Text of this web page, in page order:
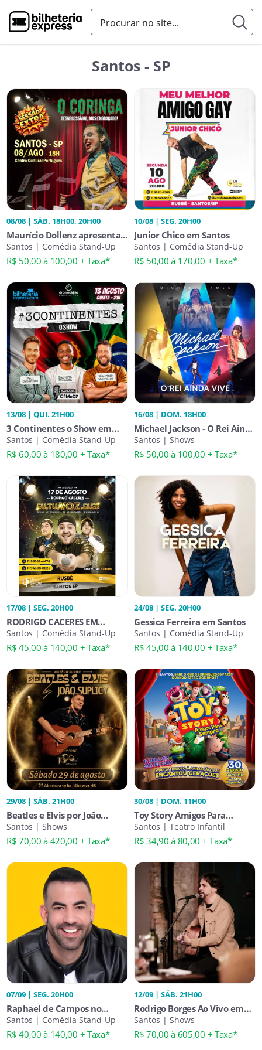
Santos - SP
08/08 | SÁB. 18H00, 20H00
Maurício Dollenz apresenta
O Coringa Desnecessário,
Mas Engraçado!
Santos | Comédia Stand-Up
R$ 50,00 à 100,00 + Taxa*
10/08 | SEG. 20H00
Junior Chico em Santos
Santos | Comédia Stand-Up
R$ 50,00 à 170,00 + Taxa*
13/08 | QUI. 21H00
3 Continentes o Show em
Santos
Santos | Comédia Stand-Up
R$ 60,00 à 180,00 + Taxa*
16/08 | DOM. 18H00
Michael Jackson - O Rei Ainda
Vive em Santos
Santos | Shows
R$ 50,00 à 100,00 + Taxa*
17/08 | SEG. 20H00
RODRIGO CACERES EM
SANTOS
Santos | Comédia Stand-Up
R$ 45,00 à 140,00 + Taxa*
24/08 | SEG. 20H00
Gessica Ferreira em Santos
Santos | Comédia Stand-Up
R$ 45,00 à 140,00 + Taxa*
29/08 | SÁB. 21H00
Beatles e Elvis por João
Suplicy
Santos | Shows
R$ 70,00 à 420,00 + Taxa*
30/08 | DOM. 11H00
Toy Story Amigos Para
Sempre
Santos | Teatro Infantil
R$ 34,90 à 80,00 + Taxa*
07/09 | SEG. 20H00
Raphael de Campos no
Rusbé em Santos
Santos | Comédia Stand-Up
R$ 40,00 à 140,00 + Taxa*
12/09 | SÁB. 21H00
Rodrigo Borges Ao Vivo em
Santos | Show Imperdível
Santos | Shows
R$ 70,00 à 605,00 + Taxa*